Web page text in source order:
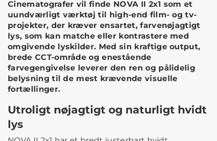
Cinematografer vil finde NOVA II 2x1 som et
uundværligt værktøj til high-end film- og tv-
projekter, der kræver ensartet, farvenøjagtigt
lys, som kan matche eller kontrastere med
omgivende lyskilder. Med sin kraftige output,
brede CCT-område og enestående
farvegengivelse leverer den ren og pålidelig
belysning til de mest krævende visuelle
fortællinger.
Utroligt nøjagtigt og naturligt hvidt
lys